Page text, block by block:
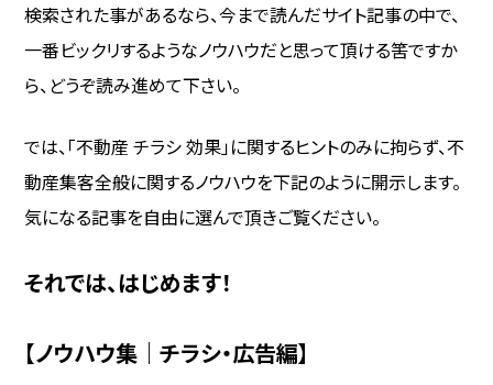
検索された事があるなら、今まで読んだサイト記事の中で、
一番ビックリするようなノウハウだと思って頂ける筈ですか
ら、どうぞ読み進めて下さい。
では、「不動産 チラシ 効果」に関するヒントのみに拘らず、不
動産集客全般に関するノウハウを下記のように開示します。
気になる記事を自由に選んで頂きご覧ください。
それでは、はじめます！
【ノウハウ集｜チラシ・広告編】